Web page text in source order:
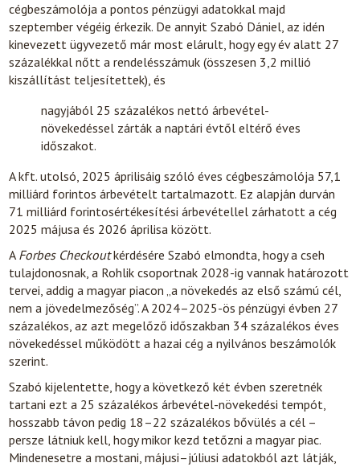
cégbeszámolója a pontos pénzügyi adatokkal majd
szeptember végéig érkezik. De annyit Szabó Dániel, az idén
kinevezett ügyvezető már most elárult, hogy egy év alatt 27
százalékkal nőtt a rendelésszámuk (összesen 3,2 millió
kiszállítást teljesítettek), és
nagyjából 25 százalékos nettó árbevétel-
növekedéssel zárták a naptári évtől eltérő éves
időszakot.
A kft. utolsó, 2025 áprilisáig szóló éves cégbeszámolója 57,1
milliárd forintos árbevételt tartalmazott. Ez alapján durván
71 milliárd forintosértékesítési árbevétellel zárhatott a cég
2025 májusa és 2026 áprilisa között.
A Forbes Checkoutkérdésére Szabó elmondta, hogy a cseh
tulajdonosnak, a Rohlik csoportnak 2028-ig vannak határozott
tervei, addig a magyar piacon „a növekedés az első számú cél,
nem a jövedelmezőség”. A 2024–2025-ös pénzügyi évben 27
százalékos, az azt megelőző időszakban 34 százalékos éves
növekedéssel működött a hazai cég a nyilvános beszámolók
szerint.
Szabó kijelentette, hogy a következő két évben szeretnék
tartani ezt a 25 százalékos árbevétel-növekedési tempót,
hosszabb távon pedig 18–22 százalékos bővülés a cél –
persze látniuk kell, hogy mikor kezd tetőzni a magyar piac.
Mindenesetre a mostani, májusi–júliusi adatokból azt látják,